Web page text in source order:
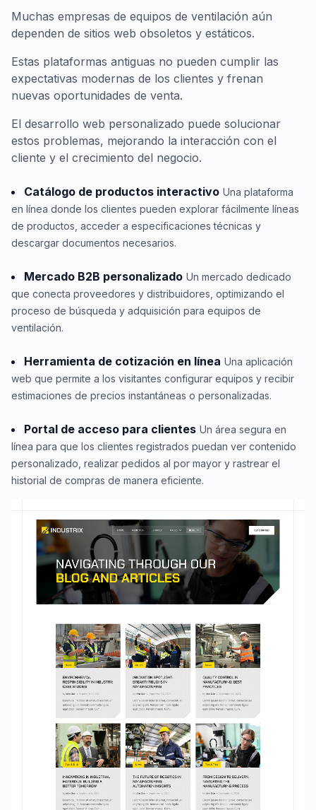
Muchas empresas de equipos de ventilación aún
dependen de sitios web obsoletos y estáticos.
Estas plataformas antiguas no pueden cumplir las
expectativas modernas de los clientes y frenan
nuevas oportunidades de venta.
El desarrollo web personalizado puede solucionar
estos problemas, mejorando la interacción con el
cliente y el crecimiento del negocio.
Catálogo de productos interactivo Una plataforma
en línea donde los clientes pueden explorar fácilmente líneas
de productos, acceder a especificaciones técnicas y
descargar documentos necesarios.
Mercado B2B personalizado Un mercado dedicado
que conecta proveedores y distribuidores, optimizando el
proceso de búsqueda y adquisición para equipos de
ventilación.
Herramienta de cotización en línea Una aplicación
web que permite a los visitantes configurar equipos y recibir
estimaciones de precios instantáneas o personalizadas.
Portal de acceso para clientes Un área segura en
línea para que los clientes registrados puedan ver contenido
personalizado, realizar pedidos al por mayor y rastrear el
historial de compras de manera eficiente.